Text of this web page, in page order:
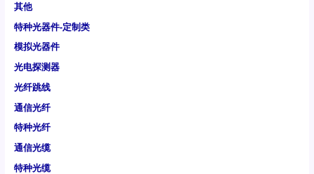
其他
特种光器件-定制类
模拟光器件
光电探测器
光纤跳线
通信光纤
特种光纤
通信光缆
特种光缆